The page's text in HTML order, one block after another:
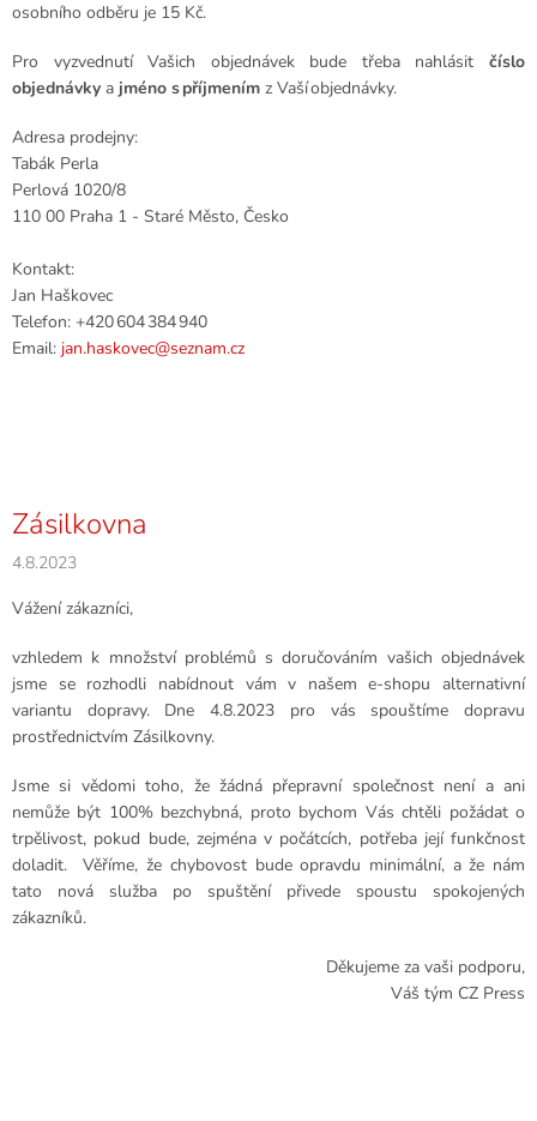
osobního odběru je 15 Kč.
Pro vyzvednutí Vašich objednávek bude třeba nahlásit číslo
objednávky a jméno s příjmením z Vaší objednávky.
Adresa prodejny:
Tabák Perla
Perlová 1020/8
110 00 Praha 1 - Staré Město, Česko
Kontakt:
Jan Haškovec
Telefon: +420 604 384 940
Email: jan.haskovec@seznam.cz
Zásilkovna
4.8.2023
Vážení zákazníci,
vzhledem k množství problémů s doručováním vašich objednávek
jsme se rozhodli nabídnout vám v našem e-shopu alternativní
variantu dopravy. Dne 4.8.2023 pro vás spouštíme dopravu
prostřednictvím Zásilkovny.
Jsme si vědomi toho, že žádná přepravní společnost není a ani
nemůže být 100% bezchybná, proto bychom Vás chtěli požádat o
trpělivost, pokud bude, zejména v počátcích, potřeba její funkčnost
doladit. Věříme, že chybovost bude opravdu minimální, a že nám
tato nová služba po spuštění přivede spoustu spokojených
zákazníků.
Děkujeme za vaši podporu,
Váš tým CZ Press